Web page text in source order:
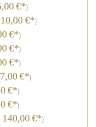
€*)
€*)
€*)
€*)
€*)
€*)
€*)
€*)
140,00€*)